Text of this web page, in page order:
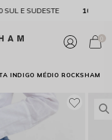
SUL E SUDESTE
0
INDIGO MÉDIO ROCKSHAM